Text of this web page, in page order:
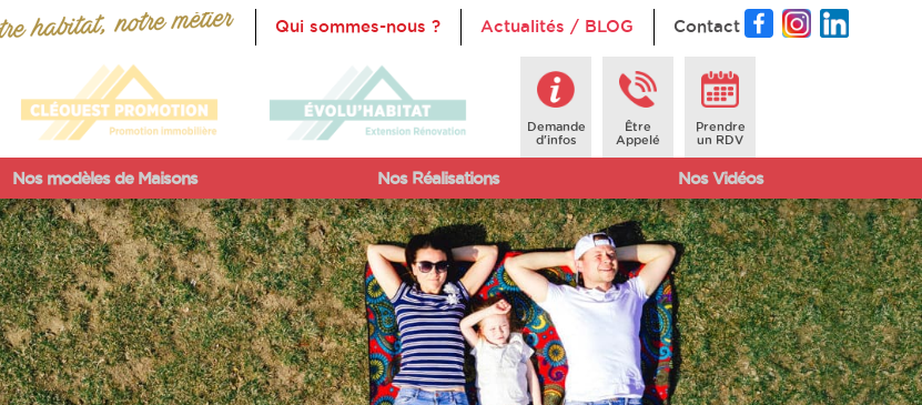
Qui sommes-nous ? Actualités / BLOG Contact
Demande
d'infos
Être
Appelé
Prendre
un RDV
Nos modèles de Maisons Nos Réalisations Nos Vidéos